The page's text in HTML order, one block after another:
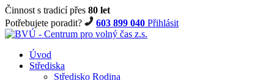
Činnost s tradicí přes 80 let
Potřebujete poradit?
603 899 040 Přihlásit
Úvod
Střediska
Středisko Rodina